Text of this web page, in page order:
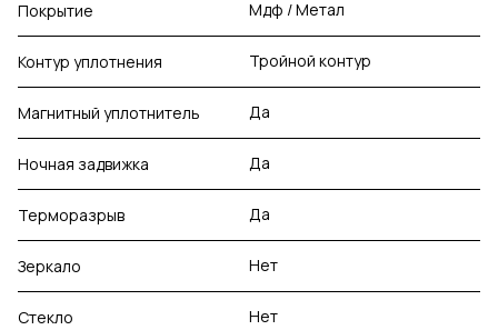
Покрытие Мдф / Метал
Контур уплотнения Тройной контур
Магнитный уплотнитель Да
Ночная задвижка Да
Терморазрыв Да
Зеркало Нет
Стекло Нет